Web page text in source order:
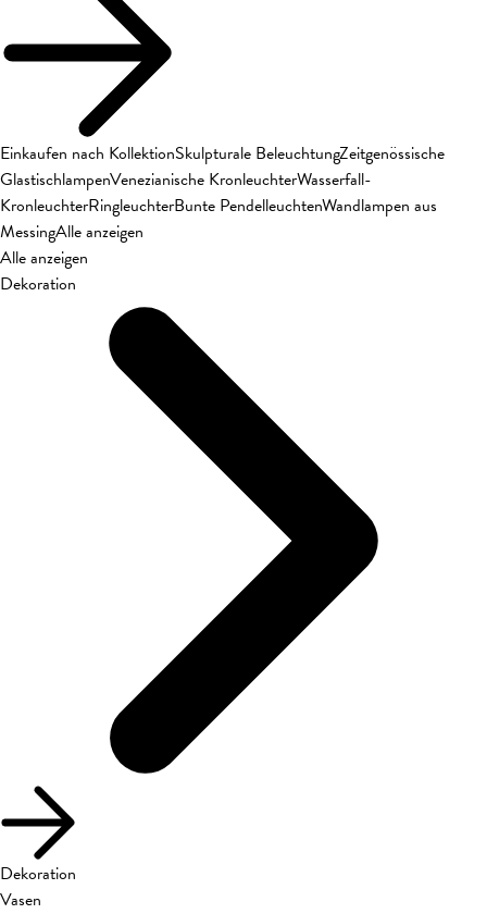
Einkaufen nach KollektionSkulpturale BeleuchtungZeitgenössische
GlastischlampenVenezianische KronleuchterWasserfall-
KronleuchterRingleuchterBunte PendelleuchtenWandlampen aus
MessingAlle anzeigen
Alle anzeigen
Dekoration
Dekoration
Vasen